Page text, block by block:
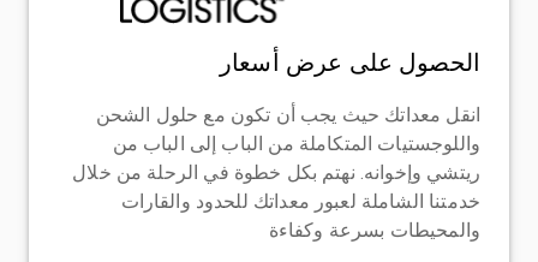
الحصول على عرض أسعار
انقل معداتك حيث يجب أن تكون مع حلول الشحن
واللوجستيات المتكاملة من الباب إلى الباب من
ريتشي وإخوانه. نهتم بكل خطوة في الرحلة من خلال
خدمتنا الشاملة لعبور معداتك للحدود والقارات
والمحيطات بسرعة وكفاءة